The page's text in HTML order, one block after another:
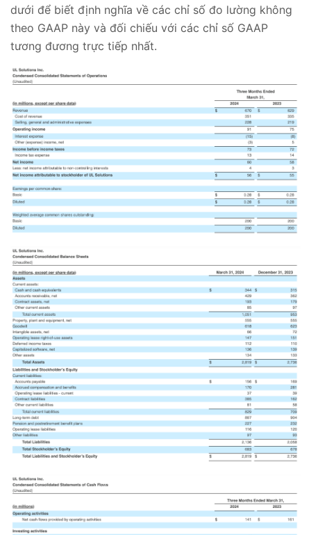
dưới để biết định nghĩa về các chỉ số đo lường không
theo GAAP này và đối chiếu với các chỉ số GAAP
tương đương trực tiếp nhất.